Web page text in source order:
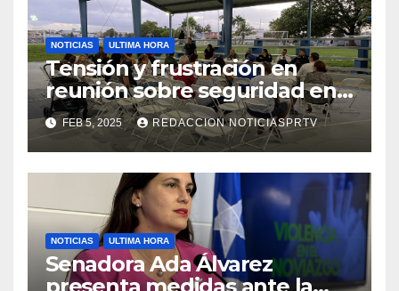
NOTICIAS ULTIMA HORA
Tensión y frustración en
reunión sobre seguridad en
Reparto Metropolitano
FEB 5, 2025 REDACCION NOTICIASPRTV
NOTICIAS ULTIMA HORA
Senadora Ada Álvarez